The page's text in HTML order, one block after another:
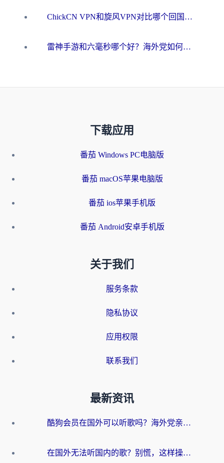
ChickCN VPN和旋风VPN对比哪个回国效果更好？海外用户的选择困境与出路
雷神手游和六毫秒哪个好？海外党如何真正解锁国内资源
下载应用
番茄 Windows PC电脑版
番茄 macOS苹果电脑版
番茄 ios苹果手机版
番茄 Android安卓手机版
关于我们
服务条款
隐私协议
应用权限
联系我们
最新资讯
酷狗会员在国外可以听歌吗？海外党亲测有效：3步解决音乐权限难题
在国外无法听国内的歌？别慌，这样操作就能畅听QQ音乐（附亲测加速器推荐）